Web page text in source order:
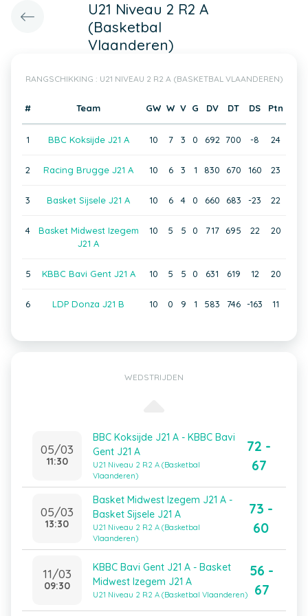
U21 Niveau 2 R2 A
(Basketbal
Vlaanderen)
RANGSCHIKKING : U21 NIVEAU 2 R2 A (BASKETBAL VLAANDEREN)
# Team GW W V G DV DT DS Ptn
1 BBC Koksijde J21 A 10 7 3 0 692 700 -8 24
2 Racing Brugge J21 A 10 6 3 1 830 670 160 23
3 Basket Sijsele J21 A 10 6 4 0 660 683 -23 22
4
Basket Midwest Izegem
J21 A
10 5 5 0 717 695 22 20
5 KBBC Bavi Gent J21 A 10 5 5 0 631 619 12 20
6 LDP Donza J21 B 10 0 9 1 583 746 -163 11
WEDSTRIJDEN
05/03
11:30
BBC Koksijde J21 A - KBBC Bavi
Gent J21 A
U21 Niveau 2 R2 A (Basketbal
Vlaanderen)
72 -
67
05/03
13:30
Basket Midwest Izegem J21 A -
Basket Sijsele J21 A
U21 Niveau 2 R2 A (Basketbal
Vlaanderen)
73 -
60
11/03
09:30
KBBC Bavi Gent J21 A - Basket
Midwest Izegem J21 A
U21 Niveau 2 R2 A (Basketbal Vlaanderen)
56 -
67